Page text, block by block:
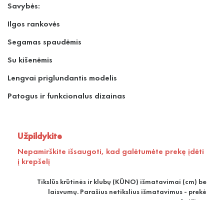
Savybės:
Ilgos rankovės
Segamas spaudėmis
Su kišenėmis
Lengvai priglundantis modelis
Patogus ir funkcionalus dizainas
Užpildykite
Nepamirškite išsaugoti, kad galėtumėte prekę įdėti
į krepšelį
Tikslūs krūtinės ir klubų (KŪNO) išmatavimai (cm) be
laisvumų. Parašius netikslius išmatavimus - prekė